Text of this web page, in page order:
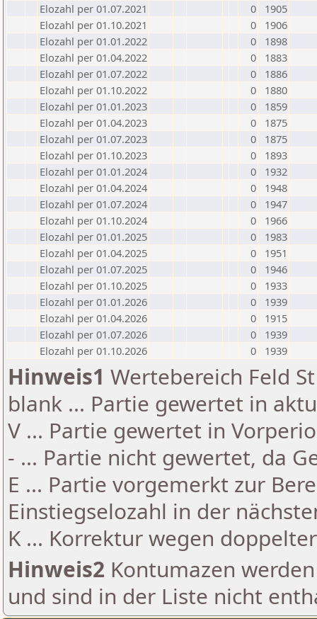
Elozahl per 01.07.2021
0
1905
Elozahl per 01.10.2021
0
1906
Elozahl per 01.01.2022
0
1898
Elozahl per 01.04.2022
0
1883
Elozahl per 01.07.2022
0
1886
Elozahl per 01.10.2022
0
1880
Elozahl per 01.01.2023
0
1859
Elozahl per 01.04.2023
0
1875
Elozahl per 01.07.2023
0
1875
Elozahl per 01.10.2023
0
1893
Elozahl per 01.01.2024
0
1932
Elozahl per 01.04.2024
0
1948
Elozahl per 01.07.2024
0
1947
Elozahl per 01.10.2024
0
1966
Elozahl per 01.01.2025
0
1983
Elozahl per 01.04.2025
0
1951
Elozahl per 01.07.2025
0
1946
Elozahl per 01.10.2025
0
1933
Elozahl per 01.01.2026
0
1939
Elozahl per 01.04.2026
0
1915
Elozahl per 01.07.2026
0
1939
Elozahl per 01.10.2026
0 1939
Hinweis1 Wertebereich Feld
blank ... Partie gewertet in
V ... Partie gewertet in
- ... Partie nicht gewertet, da
E ... Partie vorgemerkt zur
Einstiegselozahl in der
K ... Korrektur wegen
Hinweis2 Kontumazen
und sind in der Liste nicht